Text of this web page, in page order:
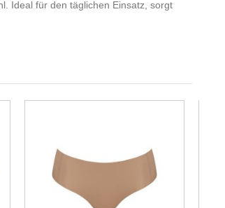
Ideal für den täglichen Einsatz, sorgt